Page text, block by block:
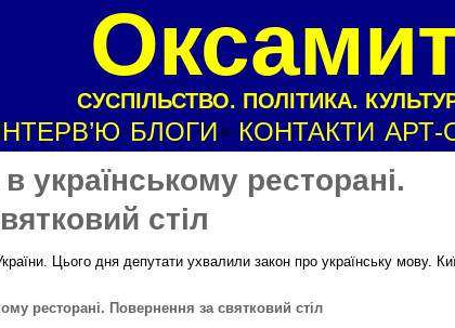
СУСПІЛЬСТВО. ПОЛІТИКА.
БЛОГИ КОНТАКТИ АРТ-
українському ресторані.
стіл
Цього дня депутати ухвалили закон про українську мову.
ресторані. Повернення за святковий стіл